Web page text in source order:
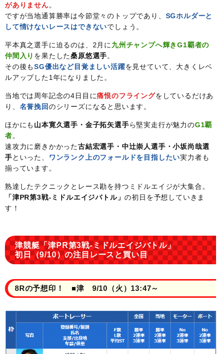
がありません。
ですが当地通算勝率は今節堂々のトップであり、 SGホルダーと
して情けないレースはできないでしょう。
平本真之選手に迫るのは、2月に 九州チャンプへ輝きG1覇者の
仲間入り を果たした桑原悠選手。
その後もSG優出など目覚ましい活躍を見せていて、大きくレベ
ルアップした1年になりました。
当地では周年記念の4日目に痛恨のフライングをしているだけあ
り、 名誉挽回のシリーズになると思います。
ほかにも 山本寛久選手・金子拓矢選手ら堅実走行が魅力のG1覇
者。
速攻力に磨きかかった古結宏選手・中辻崇人選手・小坂尚哉選
手といった、 ワンランク上のフォールドを目指したい実力者も
揃っています。
熟達したテクニックとレース勘を持つミドルエイジが大集合。
「津PR第3戦-ミドルエイジバトル」の初日を予想していきま
す！
津競艇「津PR第3戦-ミドルエイジバトル」
初日（9/10）の注目レースと買い目
8Rの予想印！ ■津 9/10（火）13:47～